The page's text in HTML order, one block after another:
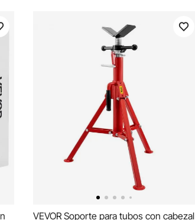
VEVOR Soporte para tubos con cabezal